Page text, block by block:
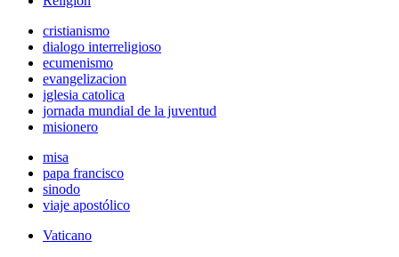
cristianismo
dialogo interreligioso
ecumenismo
evangelizacion
iglesia catolica
jornada mundial de la juventud
misionero
misa
papa francisco
sinodo
viaje apostólico
Vaticano